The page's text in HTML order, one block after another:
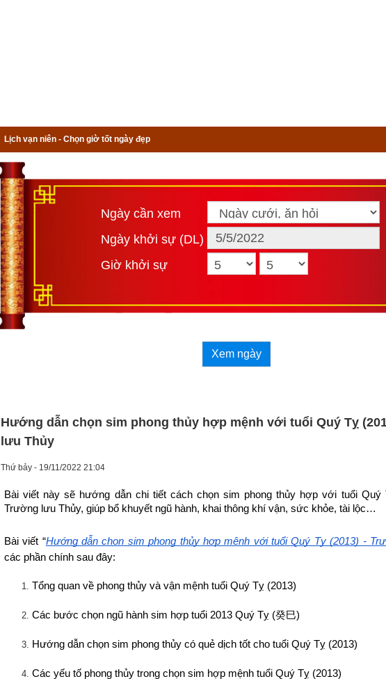
Lịch vạn niên - Chọn giờ tốt ngày đẹp
Ngày cần xem
Ngày khởi sự (DL)
Giờ khởi sự
Xem ngày
Hướng dẫn chọn sim phong thủy hợp mệnh với tuổi Quý Tỵ
lưu Thủy
Thứ bảy - 19/11/2022 21:04
Bài viết này sẽ hướng dẫn chi tiết cách chọn sim phong thủy hợp với tuổi Quý
Trường lưu Thủy, giúp bổ khuyết ngũ hành, khai thông khí vận, sức khỏe, tài lộc…
Bài viết “Hướng dẫn chọn sim phong thủy hợp mệnh với tuổi Quý Tỵ (2013) -
các phần chính sau đây:
Tổng quan về phong thủy và vận mệnh tuổi Quý Tỵ (2013)
Các bước chọn ngũ hành sim hợp tuổi 2013 Quý Tỵ (癸巳)
Hướng dẫn chọn sim phong thủy có quẻ dịch tốt cho tuổi Quý Tỵ (2013)
Các yếu tố phong thủy trong chọn sim hợp mệnh tuổi Quý Tỵ (2013)